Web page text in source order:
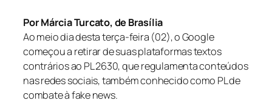
Por Márcia Turcato, de Brasília
Ao meio dia desta terça-feira (02), o Google
começou a retirar de suas plataformas textos
contrários ao PL 2630, que regulamenta conteúdos
nas redes sociais, também conhecido como PL de
combate à fake news.